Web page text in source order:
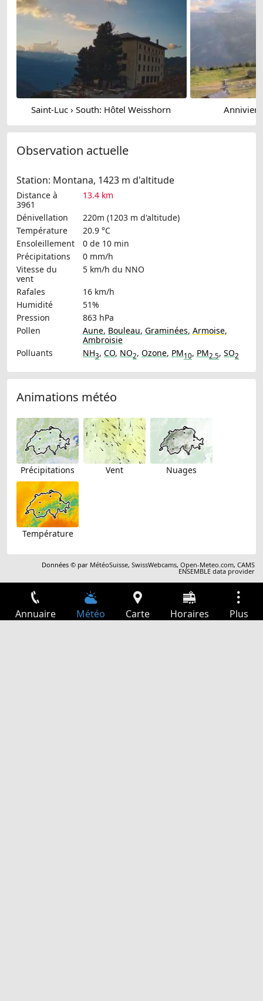
Saint-Luc › South: Hôtel Weisshorn
Observation actuelle
Station: Montana, 1423 m d'altitude
Distance à
3961
13.4 km
Dénivellation
220m (1203 m d'altitude)
Température
20.9 °C
Ensoleillement
0 de 10 min
Précipitations
0 mm/h
Vitesse du
vent
5 km/h du NNO
Rafales
16 km/h
Humidité
51%
Pression
863 hPa
Pollen
Aune, Bouleau, Graminées, Armoise,
Ambroisie
Polluants
NH3, CO, NO2, Ozone, PM10, PM2.5, SO2
Animations météo
Précipitations Vent Nuages
Température
Données © par MétéoSuisse,SwissWebcams,Open-Meteo.com,CAMS
ENSEMBLE data provider
Annuaire Météo Carte Horaires Plus